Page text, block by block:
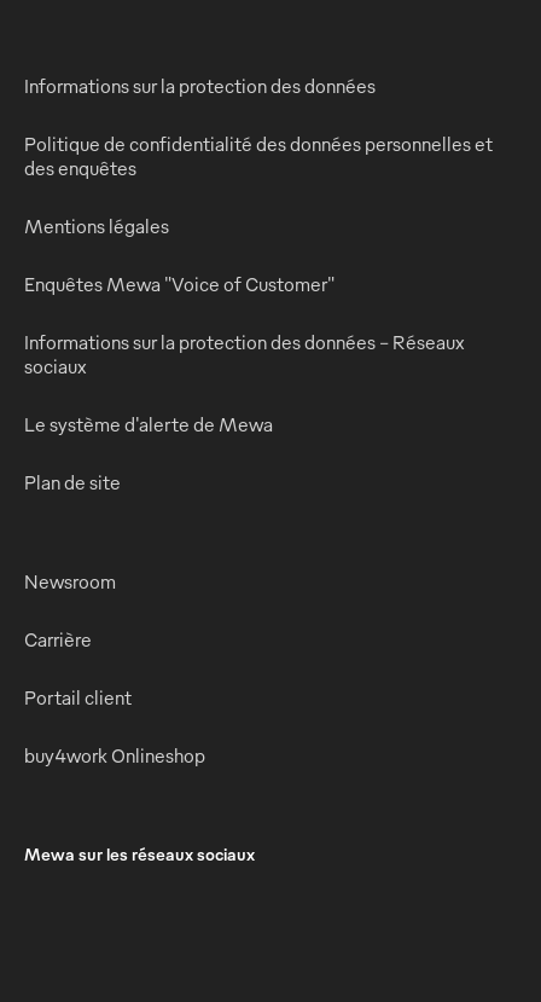
Informations sur la protection des données
Politique de confidentialité des données personnelles et
des enquêtes
Mentions légales
Enquêtes Mewa "Voice of Customer"
Informations sur la protection des données - Réseaux
sociaux
Le système d'alerte de Mewa
Plan de site
Newsroom
Carrière
Portail client
buy4work Onlineshop
Mewa sur les réseaux sociaux